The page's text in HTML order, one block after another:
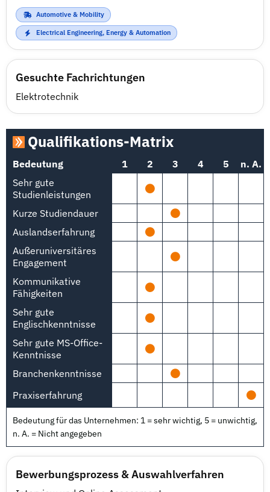
Automotive & Mobility
Electrical Engineering, Energy & Automation
Gesuchte Fachrichtungen
Elektrotechnik
Qualifikations-Matrix
Bedeutung 1 2 3 4 5
n. A.
Sehr gute
Studienleistungen
Kurze Studiendauer
Auslandserfahrung
Außeruniversitäres
Engagement
Kommunikative
Fähigkeiten
Sehr gute
Englischkenntnisse
Sehr gute MS-Office-
Kenntnisse
Branchenkenntnisse
Praxiserfahrung
Bedeutung für das Unternehmen: 1 = sehr wichtig, 5 = unwichtig,
n. A. = Nicht angegeben
Bewerbungsprozess & Auswahlverfahren